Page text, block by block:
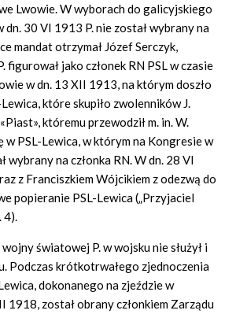
Lwowie. W wyborach do galicyjskiego
dn. 30 VI 1913 P. nie został wybrany na
mandat otrzymał Józef Serczyk,
figurował jako członek RN PSL w czasie
w dn. 13 XII 1913, na którym doszło
które skupiło zwolenników J.
któremu przewodził m. in. W.
w PSL-Lewica, w którym na Kongresie w
wybrany na członka RN. W dn. 28 VI
z Franciszkiem Wójcikiem z odezwą do
popieranie PSL-Lewica („Przyjaciel
4).
światowej P. w wojsku nie służył i
Podczas krótkotrwałego zjednoczenia
dokonanego na zjeździe w
1918, został obrany członkiem Zarządu